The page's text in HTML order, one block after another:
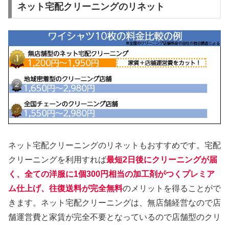
ネット宅配クリーニングのリネット
ネット宅配クリーニングのリネットもおすすめです。宅配
クリーニングを利用すれば最短2日後にクリーニングが届
く、全ての洋服に1個300円相当の加工剤がつくプレミア
ム仕上げ、往復送料が完全無料のメリットを得ることがで
きます。ネット宅配クリーニングは、無店舗経営なので店
舗運営費と家賃が完全不要となっているので店舗型のクリ